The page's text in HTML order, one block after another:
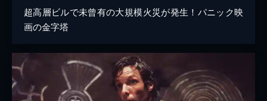
超高層ビルで未曾有の大規模火災が発生！パニック映
画の金字塔